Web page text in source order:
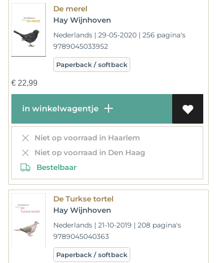
De merel
Hay Wijnhoven
Nederlands | 29-05-2020 | 256 pagina's
9789045033952
Paperback / softback
€22,99
in winkelwagentje
Niet op voorraad in Haarlem
Niet op voorraad in Den Haag
Bestelbaar
De Turkse tortel
Hay Wijnhoven
Nederlands | 21-10-2019 | 208 pagina's
9789045040363
Paperback / softback